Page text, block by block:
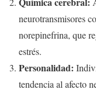
neurotransmisores
norepinefrina, que
estrés.
Personalidad:
tendencia al afecto